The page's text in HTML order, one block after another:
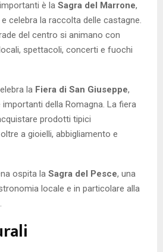
è la Sagra del Marrone,
e celebra la raccolta delle castagne.
del centro si animano con
spettacoli, concerti e fuochi
la Fiera di San Giuseppe,
della Romagna. La fiera
prodotti tipici
a gioielli, abbigliamento e
ospita la Sagra del Pesce, una
locale e in particolare alla